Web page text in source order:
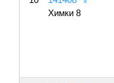
Химки 8